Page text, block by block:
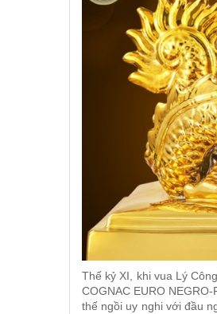
Thế kỷ XI, khi vua Lý
COGNAC EURO
thế ngồi uy nghi với đầu